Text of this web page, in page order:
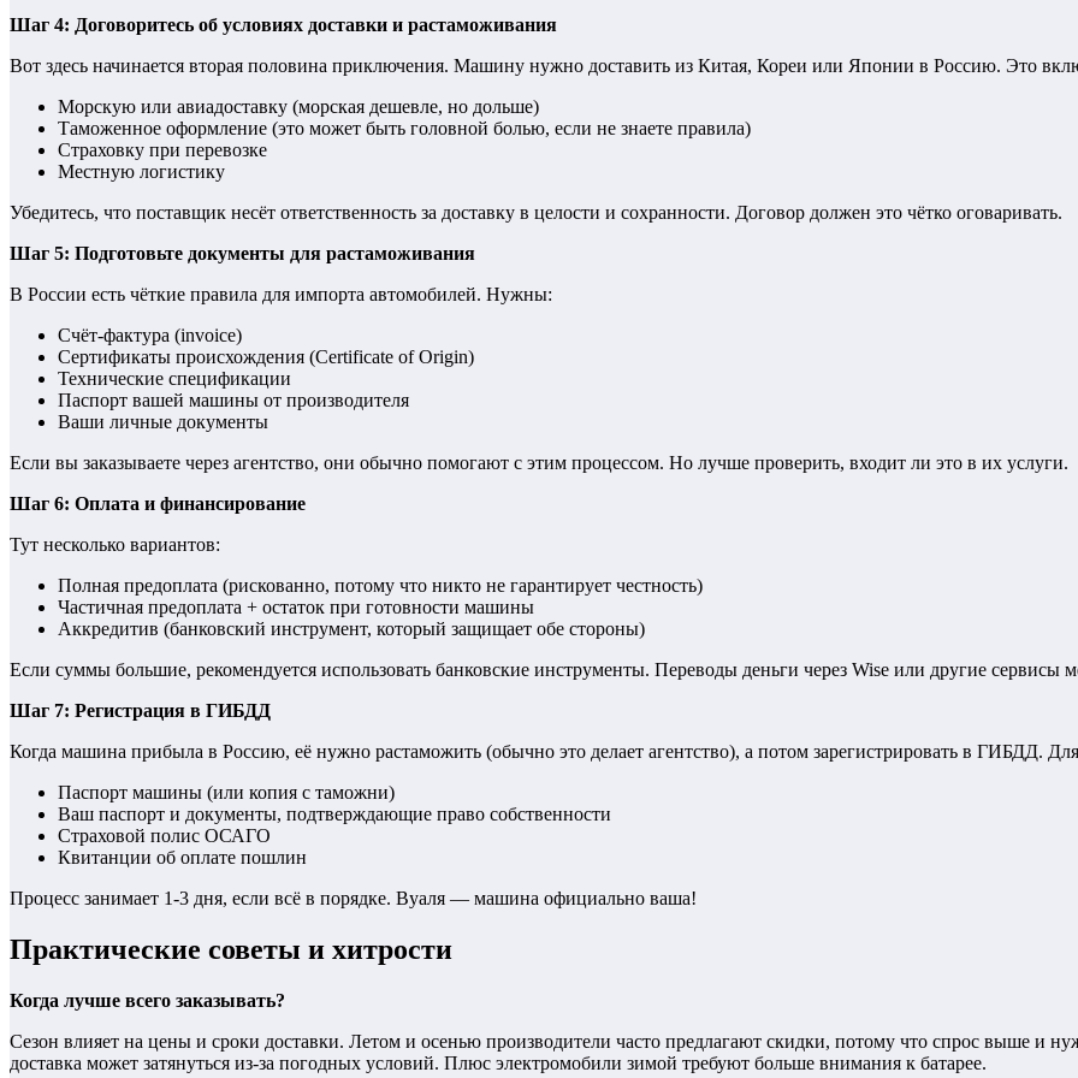
Шаг 4: Договоритесь об условиях доставки и растаможивания
Вот здесь начинается вторая половина приключения. Машину нужно доставить из Китая, Кореи или Японии в Россию. Это
Морскую или авиадоставку (морская дешевле, но дольше)
Таможенное оформление (это может быть головной болью, если не знаете правила)
Страховку при перевозке
Местную логистику
Убедитесь, что поставщик несёт ответственность за доставку в целости и сохранности. Договор должен это чётко оговаривать.
Шаг 5: Подготовьте документы для растаможивания
В России есть чёткие правила для импорта автомобилей. Нужны:
Счёт-фактура (invoice)
Сертификаты происхождения (Certificate of Origin)
Технические спецификации
Паспорт вашей машины от производителя
Ваши личные документы
Если вы заказываете через агентство, они обычно помогают с этим процессом. Но лучше проверить, входит ли это в их услуги.
Шаг 6: Оплата и финансирование
Тут несколько вариантов:
Полная предоплата (рискованно, потому что никто не гарантирует честность)
Частичная предоплата + остаток при готовности машины
Аккредитив (банковский инструмент, который защищает обе стороны)
Если суммы большие, рекомендуется использовать банковские инструменты. Переводы деньги через Wise или другие сервисы
Шаг 7: Регистрация в ГИБДД
Когда машина прибыла в Россию, её нужно растаможить (обычно это делает агентство), а потом зарегистрировать в ГИБДД.
Паспорт машины (или копия с таможни)
Ваш паспорт и документы, подтверждающие право собственности
Страховой полис ОСАГО
Квитанции об оплате пошлин
Процесс занимает 1-3 дня, если всё в порядке. Вуаля — машина официально ваша!
Практические советы и хитрости
Когда лучше всего заказывать?
Сезон влияет на цены и сроки доставки. Летом и осенью производители часто предлагают скидки, потому что спрос выше и
доставка может затянуться из-за погодных условий. Плюс электромобили зимой требуют больше внимания к батарее.